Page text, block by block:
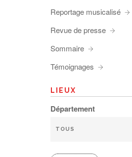
Reportage musicalisé
Revue de presse
Sommaire
Témoignages
LIEUX
Département